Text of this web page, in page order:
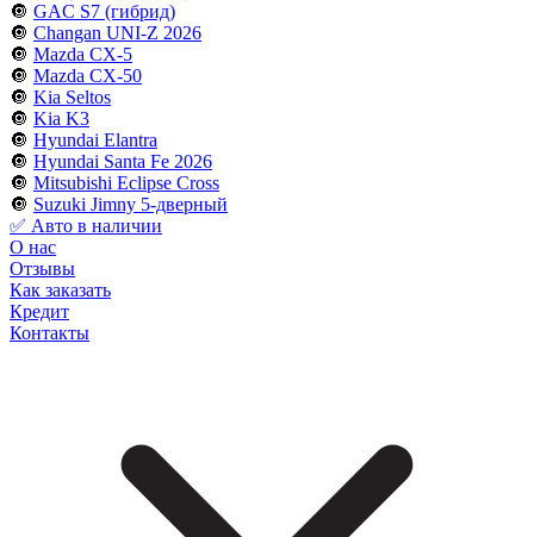
🔘 GAC S7 (гибрид)
🔘 Changan UNI-Z 2026
🔘 Mazda CX-5
🔘 Mazda CX-50
🔘 Kia Seltos
🔘 Kia K3
🔘 Hyundai Elantra
🔘 Hyundai Santa Fe 2026
🔘 Mitsubishi Eclipse Cross
🔘 Suzuki Jimny 5-дверный
✅ Авто в наличии
О нас
Отзывы
Как заказать
Кредит
Контакты